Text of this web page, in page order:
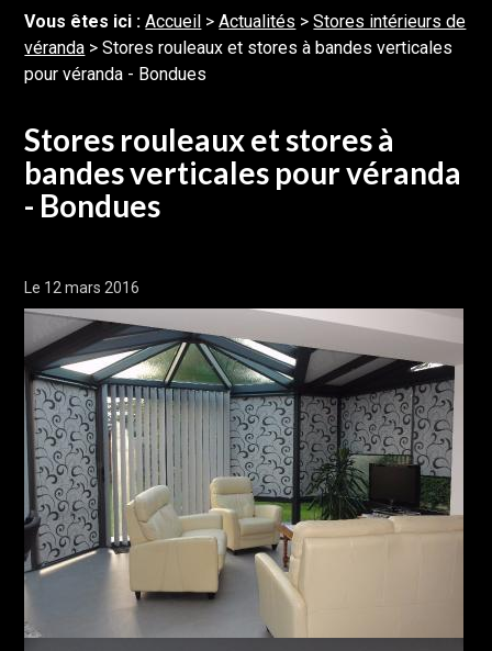
Vous êtes ici : Accueil >Actualités >Stores intérieurs de
véranda > Stores rouleaux et stores à bandes verticales
pour véranda - Bondues
Stores rouleaux et stores à
bandes verticales pour véranda
- Bondues
Le 12 mars 2016